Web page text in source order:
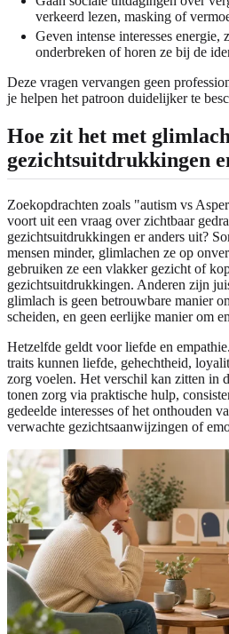
verkeerd lezen, masking of
Geven intense interesses
onderbreken of horen ze bij de
Deze vragen vervangen geen
je helpen het patroon duidelijker te
Hoe zit het met
gezichtsuitdrukkingen
Zoekopdrachten zoals "autism vs
voort uit een vraag over zichtbaar
gezichtsuitdrukkingen er anders uit?
mensen minder, glimlachen ze op
gebruiken ze een vlakker gezicht of
gezichtsuitdrukkingen. Anderen zijn
glimlach is geen betrouwbare manier
scheiden, en geen eerlijke manier om
Hetzelfde geldt voor liefde en
traits kunnen liefde, gehechtheid,
zorg voelen. Het verschil kan zitten in
tonen zorg via praktische hulp,
gedeelde interesses of het onthouden
verwachte gezichtsaanwijzingen of